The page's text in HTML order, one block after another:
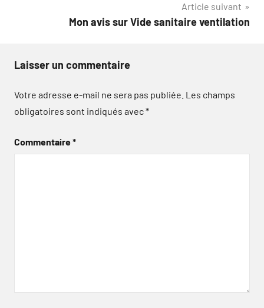
Article suivant
Mon avis sur Vide sanitaire ventilation
Laisser un commentaire
Votre adresse e-mail ne sera pas publiée. Les champs
obligatoires sont indiqués avec*
Commentaire*